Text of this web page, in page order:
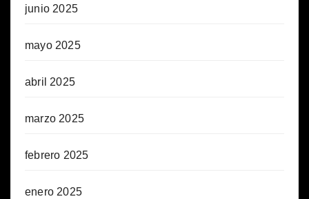
junio 2025
mayo 2025
abril 2025
marzo 2025
febrero 2025
enero 2025